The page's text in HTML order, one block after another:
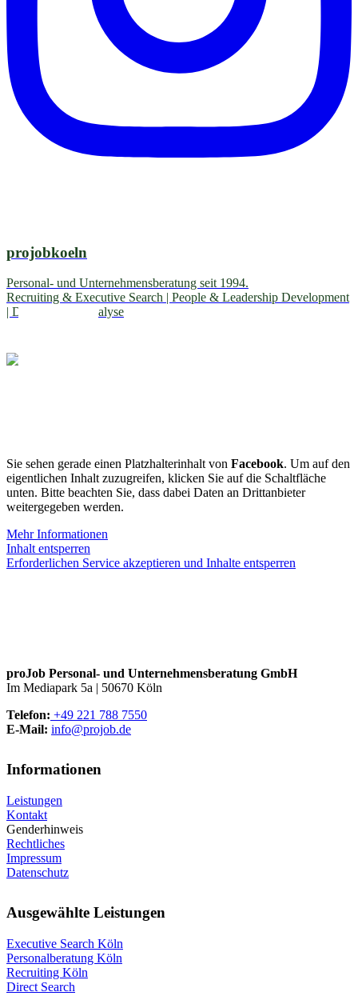
projobkoeln
Personal- und Unternehmensberatung seit 1994.
Recruiting & Executive Search | People & Leadership Development
| Diagnostik & Analyse
Sie sehen gerade einen Platzhalterinhalt von Facebook. Um auf den
eigentlichen Inhalt zuzugreifen, klicken Sie auf die Schaltfläche
unten. Bitte beachten Sie, dass dabei Daten an Drittanbieter
weitergegeben werden.
Mehr Informationen
Inhalt entsperren
Erforderlichen Service akzeptieren und Inhalte entsperren
proJob Personal- und Unternehmensberatung GmbH
Im Mediapark 5a | 50670 Köln
Telefon: +49 221 788 7550
E‑Mail: info@projob.de
Informationen
Leistungen
Kontakt
Genderhinweis
Rechtliches
Impressum
Datenschutz
Ausgewählte Leistungen
Executive Search Köln
Personalberatung Köln
Recruiting Köln
Direct Search